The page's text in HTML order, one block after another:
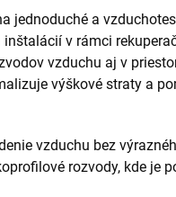
jednoduché a
v rámci
vzduchu aj v
výškové straty a
vzduchu bez
rozvody, kde je